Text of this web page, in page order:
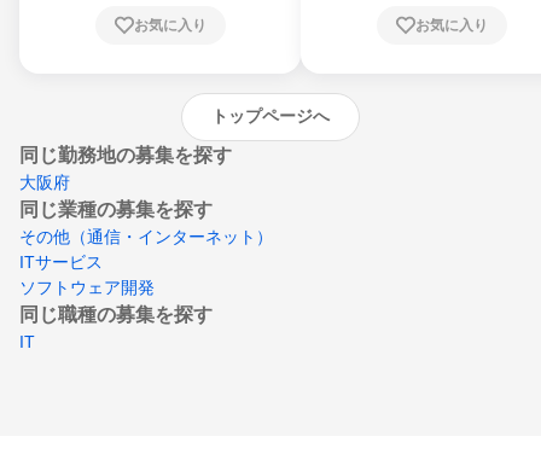
崎県、熊本県、大分県、宮崎県、鹿児島県、
お気に入り お気に入り
トップページへ
同じ勤務地の募集を探す
大阪府
同じ業種の募集を探す
その他（通信・インターネット）
ITサービス
ソフトウェア開発
同じ職種の募集を探す
IT